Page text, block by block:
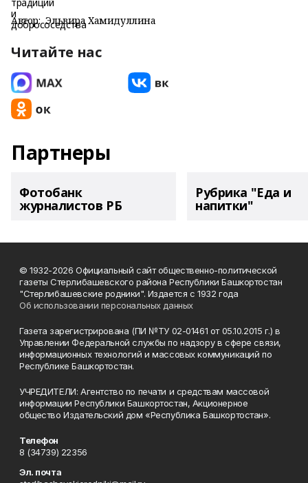
Автор: Эльвира Хамидуллина
Читайте нас
Партнеры
Фотобанк
журналистов РБ
Рубрика "Еда и
напитки"
© 1932-2026 Официальный сайт общественно-политической
газеты Стерлибашевского района Республики Башкортостан
"Стерлибашевские родники". Издается с 1932 года
Об использовании персональных данных
Газета зарегистрирована (ПИ №ТУ 02-01461 от 05.10.2015 г.) в
Управлении Федеральной службы по надзору в сфере связи,
информационных технологий и массовых коммуникаций по
Республике Башкортостан.
УЧРЕДИТЕЛИ: Агентство по печати и средствам массовой
информации Республики Башкортостан, Акционерное
общество Издательский дом «Республика Башкортостан».
Телефон
8 (34739) 22356
Эл. почта